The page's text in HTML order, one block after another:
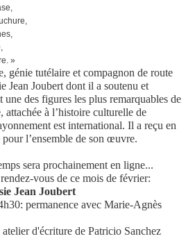
»
génie tutélaire et compagnon de route
Jean Joubert dont il a soutenu et
des figures les plus remarquables de
attachée à l’histoire culturelle de
est international. Il a reçu en
l’ensemble de son œuvre.
sera prochainement en ligne...
vous de ce mois de février:
Jean Joubert
permanence avec Marie-Agnès
atelier d'écriture de Patricio Sanchez